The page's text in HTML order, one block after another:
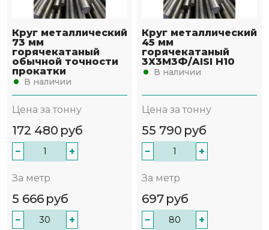
Круг металлический
73 мм
горячекатаный
обычной точности
прокатки
В наличии
Цена за тонну
172 480 руб
− +
За метр
5 666 руб
− +
Круг металлический
45 мм
горячекатаный
3Х3М3Ф/AISI H10
В наличии
Цена за тонну
55 790 руб
− +
За метр
697 руб
− +